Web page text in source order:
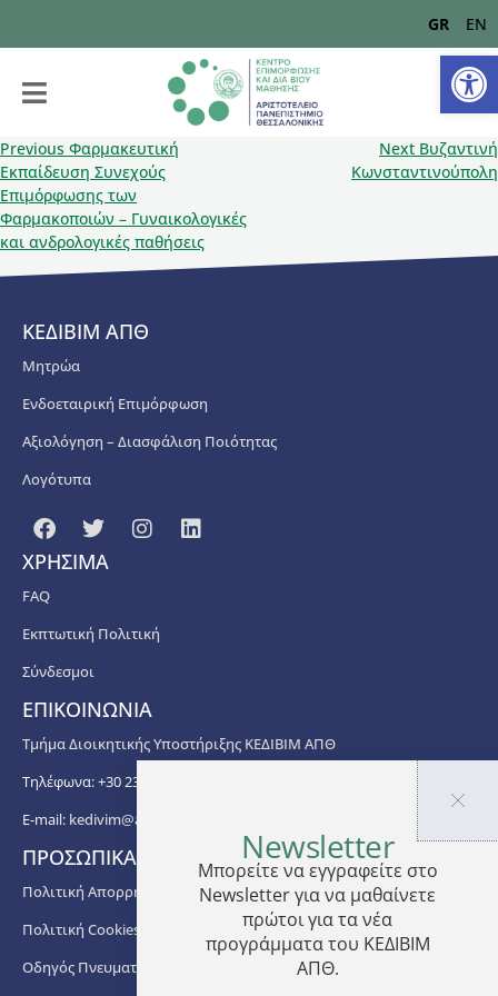
GR EN
Previous Φαρμακευτική
Εκπαίδευση Συνεχούς
Επιμόρφωσης των
Φαρμακοποιών – Γυναικολογικές
και ανδρολογικές παθήσεις
Next Βυζαντινή
Κωνσταντινούπολη
ΚΕΔΙΒΙΜ ΑΠΘ
Μητρώα
Ενδοεταιρική Επιμόρφωση
Αξιολόγηση – Διασφάλιση Ποιότητας
Λογότυπα
ΧΡΗΣΙΜΑ
FAQ
Εκπτωτική Πολιτική
Σύνδεσμοι
ΕΠΙΚΟΙΝΩΝΙΑ
Τμήμα Διοικητικής Υποστήριξης ΚΕΔΙΒΙΜ ΑΠΘ
Τηλέφωνα: +30 2310 99 67 -76, -88, -82, -83, -81
E-mail: kedivim@auth.gr
ΠΡΟΣΩΠΙΚΑ ΔΕΔΟΜΕΝΑ
Πολιτική Απορρήτου
Πολιτική Cookies
Οδηγός Πνευματικής Ιδιοκτησίας ΑΠΘ
Newsletter
Μπορείτε να εγγραφείτε στο
Newsletter για να μαθαίνετε
πρώτοι για τα νέα
προγράμματα του ΚΕΔΙΒΙΜ
ΑΠΘ.